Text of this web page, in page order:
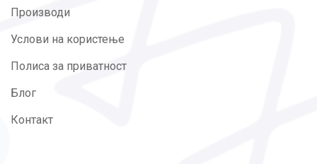
Производи
Услови на користење
Полиса за приватност
Блог
Контакт